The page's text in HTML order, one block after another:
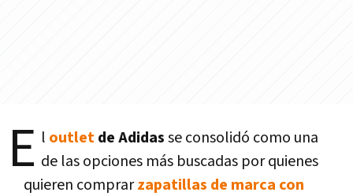
E l outletde Adidasse consolidó como una
de las opciones más buscadas por quienes
quieren comprarzapatillas de marca con